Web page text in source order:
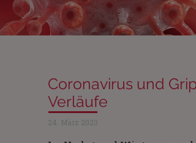
Coronavirus und
Verläufe
24. März 2023